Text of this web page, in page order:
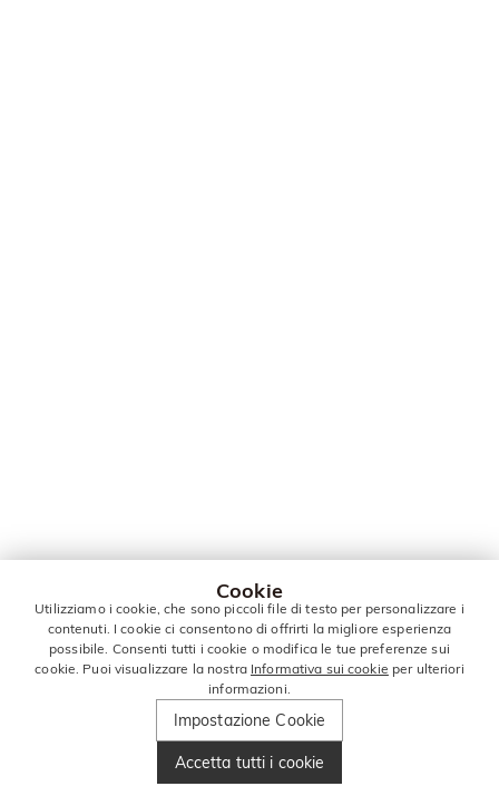
Cookie
Utilizziamo i cookie, che sono piccoli file di testo per personalizzare i
contenuti. I cookie ci consentono di offrirti la migliore esperienza
possibile. Consenti tutti i cookie o modifica le tue preferenze sui
cookie. Puoi visualizzare la nostra Informativa sui cookie per ulteriori
informazioni.
Impostazione Cookie
Accetta tutti i cookie